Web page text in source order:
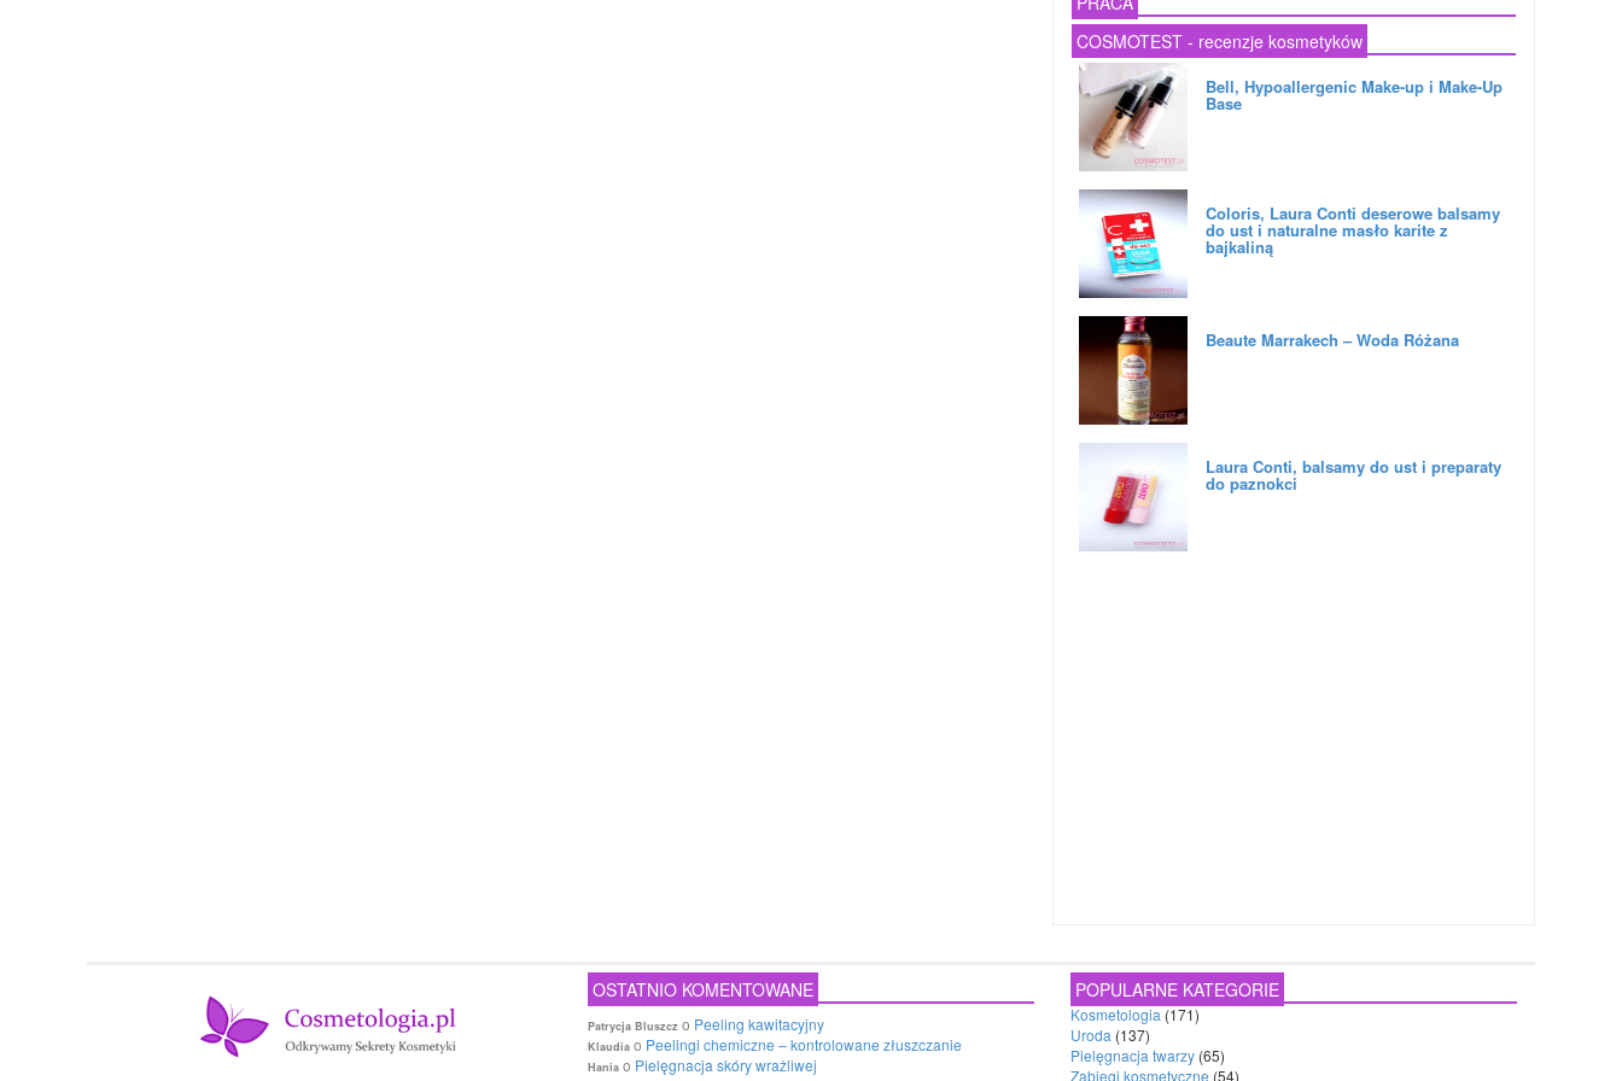
COSMOTEST - recenzje kosmetyków
Bell, Hypoallergenic Make-up i Make-Up
Base
Coloris, Laura Conti deserowe balsamy
do ust i naturalne masło karite z
bajkaliną
Beaute Marrakech – Woda Różana
Laura Conti, balsamy do ust i preparaty
do paznokci
OSTATNIO KOMENTOWANE
Patrycja Bluszcz o Peeling kawitacyjny
Klaudia o Peelingi chemiczne – kontrolowane złuszczanie
Hania o Pielęgnacja skóry wrażliwej
POPULARNE KATEGORIE
Kosmetologia (171)
Uroda (137)
Pielęgnacja twarzy (65)
Zabiegi kosmetyczne (54)